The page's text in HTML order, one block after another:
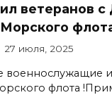
ветеранов
27 июля, 2025
военнослужащие
флота